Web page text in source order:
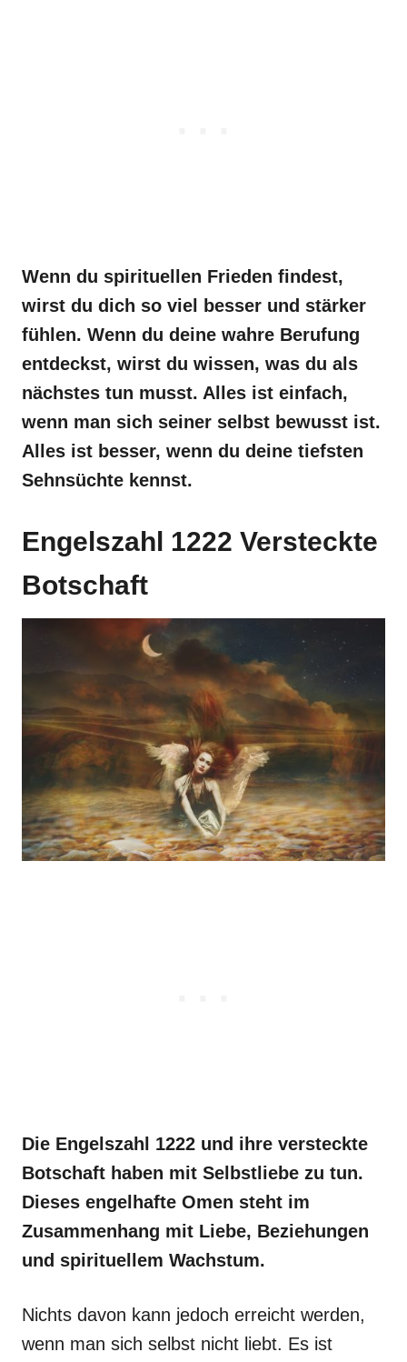
Wenn du spirituellen Frieden findest,
wirst du dich so viel besser und stärker
fühlen. Wenn du deine wahre Berufung
entdeckst, wirst du wissen, was du als
nächstes tun musst. Alles ist einfach,
wenn man sich seiner selbst bewusst ist.
Alles ist besser, wenn du deine tiefsten
Sehnsüchte kennst.
Engelszahl 1222 Versteckte
Botschaft
Die Engelszahl 1222 und ihre versteckte
Botschaft haben mit Selbstliebe zu tun.
Dieses engelhafte Omen steht im
Zusammenhang mit Liebe, Beziehungen
und spirituellem Wachstum.
Nichts davon kann jedoch erreicht werden,
wenn man sich selbst nicht liebt. Es ist